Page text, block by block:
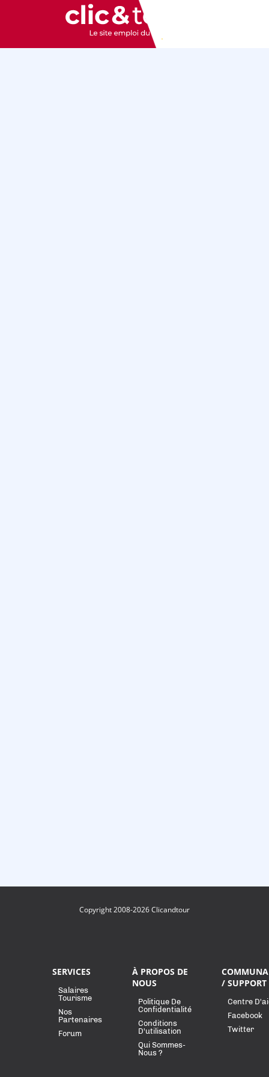
Copyright 2008-2026 Clicandtour
SERVICES
Salaires
Tourisme
Nos
Partenaires
Forum
À PROPOS DE
NOUS
Politique De
Confidentialité
Conditions
D'utilisation
Qui Sommes-
Nous ?
/ SUPPORT
Centre
Facebook
Twitter